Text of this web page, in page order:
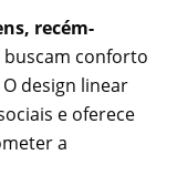
recém-
buscam conforto
design linear
e oferece
a